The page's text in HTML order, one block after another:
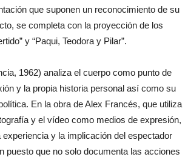
que suponen un reconocimiento de su
se completa con la proyección de los
y “Paqui, Teodora y Pilar”.
1962) analiza el cuerpo como punto de
y la propia historia personal así como su
En la obra de Alex Francés, que utiliza
y el vídeo como medios de expresión,
y la implicación del espectador
puesto que no solo documenta las acciones